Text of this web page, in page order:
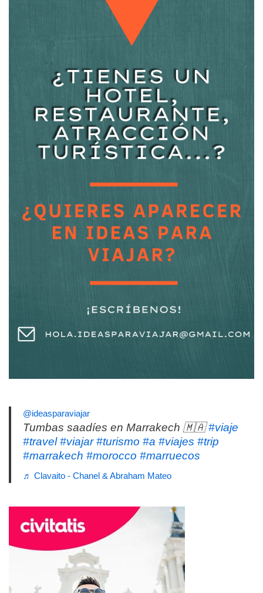
@ideasparaviajar
Tumbas saadíes en Marrakech 🇲🇦#viaje
#travel #viajar #turismo #a #viajes #trip
#marrakech #morocco #marruecos
♬ Clavaito - Chanel & Abraham Mateo